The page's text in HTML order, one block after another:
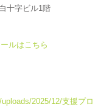
十字ビル1階
ルはこちら
2025/12/支援プロ